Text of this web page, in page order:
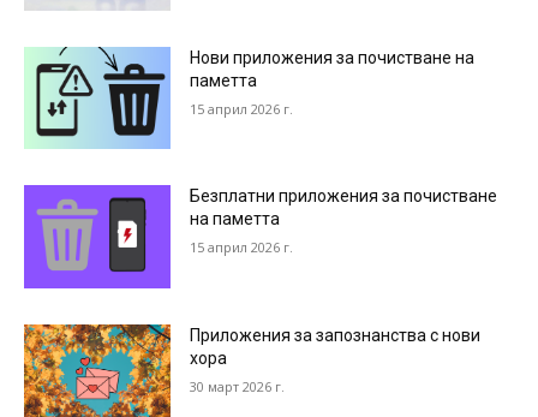
Нови приложения за почистване на
паметта
15 април 2026 г.
Безплатни приложения за почистване
на паметта
15 април 2026 г.
Приложения за запознанства с нови
хора
30 март 2026 г.